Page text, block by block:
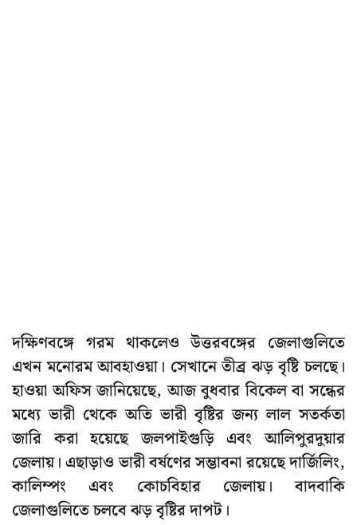
দক্ষিণবঙ্গে গরম থাকলেও উত্তরবঙ্গের জেলাগুলিতে
এখন মনোরম আবহাওয়া। সেখানে তীব্র ঝড় বৃষ্টি চলছে।
হাওয়া অফিস জানিয়েছে, আজ বুধবার বিকেল বা সন্ধের
মধ্যে ভারী থেকে অতি ভারী বৃষ্টির জন্য লাল সতর্কতা
জারি করা হয়েছে জলপাইগুড়ি এবং আলিপুরদুয়ার
জেলায়। এছাড়াও ভারী বর্ষণের সম্ভাবনা রয়েছে দার্জিলিং,
কালিম্পং এবং কোচবিহার জেলায়। বাদবাকি
জেলাগুলিতে চলবে ঝড় বৃষ্টির দাপট।